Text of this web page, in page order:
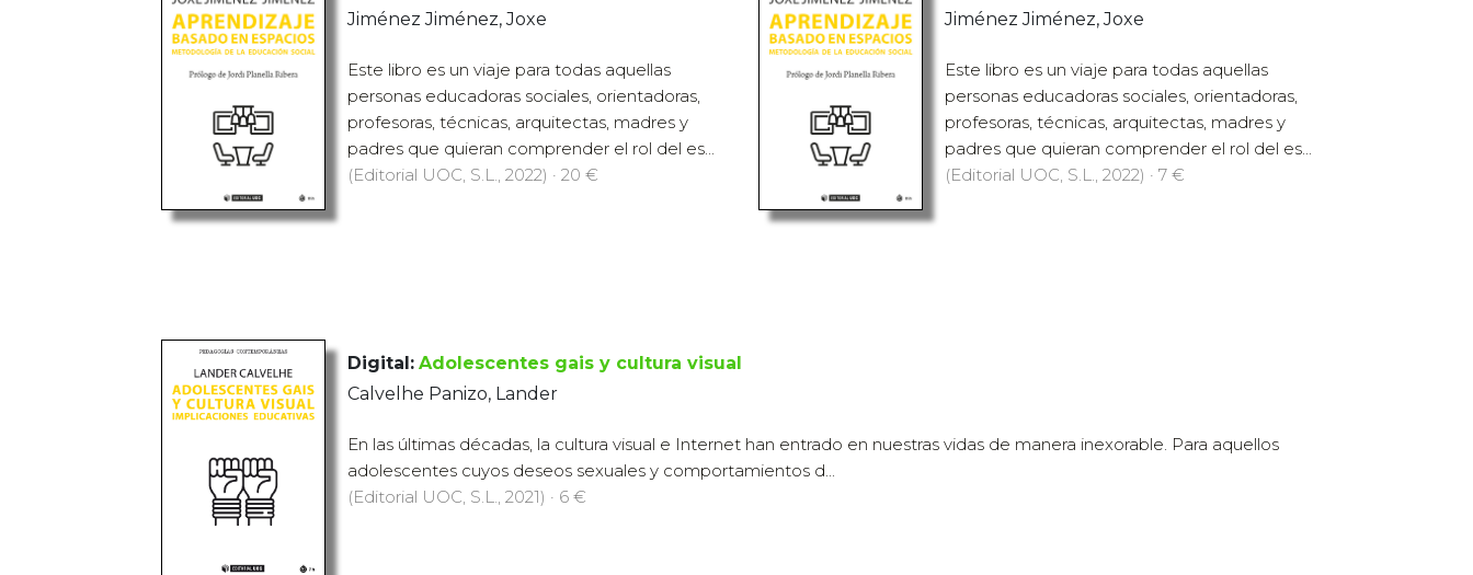
Jiménez Jiménez, Joxe
Este libro es un viaje para todas aquellas
personas educadoras sociales, orientadoras,
profesoras, técnicas, arquitectas, madres y
padres que quieran comprender el rol del es...
(Editorial UOC, S.L., 2022) · 20 €
Jiménez Jiménez, Joxe
Este libro es un viaje para todas aquellas
personas educadoras sociales, orientadoras,
profesoras, técnicas, arquitectas, madres y
padres que quieran comprender el rol del es...
(Editorial UOC, S.L., 2022) · 7 €
Digital: Adolescentes gais y cultura visual
Calvelhe Panizo, Lander
En las últimas décadas, la cultura visual e Internet han entrado en nuestras vidas de manera inexorable. Para aquellos
adolescentes cuyos deseos sexuales y comportamientos d...
(Editorial UOC, S.L., 2021) · 6 €